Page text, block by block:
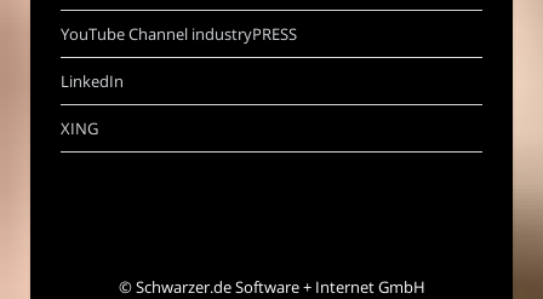
YouTube Channel industryPRESS
LinkedIn
XING
©Schwarzer.de Software + Internet GmbH